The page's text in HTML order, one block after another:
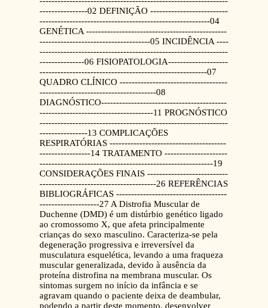
----------------02 DEFINIÇÃO --------------------------
---------------------------------------------------------04
GENÉTICA -----------------------------------------------
-------------------------------------05 INCIDÊNCIA ----
---------------------------------------------------------------
---------------06 FISIOPATOLOGIA--------------------
--------------------------------------------------------07
QUADRO CLÍNICO ------------------------------------
---------------------------------------08
DIAGNÓSTICO------------------------------------------
--------------------------------------11 PROGNÓSTICO
---------------------------------------------------------------
----------------13 COMPLICAÇÕES
RESPIRATÓRIAS ---------------------------------------
-----------------14 TRATAMENTO ---------------------
----------------------------------------------------------19
CONSIDERAÇÕES FINAIS ---------------------------
---------------------------------------26 REFERÊNCIAS
BIBLIOGRÁFICAS -------------------------------------
--------------------27 A Distrofia Muscular de
Duchenne (DMD) é um distúrbio genético ligado
ao cromossomo X, que afeta principalmente
crianças do sexo masculino. Caracteriza-se pela
degeneração progressiva e irreversível da
musculatura esquelética, levando a uma fraqueza
muscular generalizada, devido à ausência da
proteína distrofina na membrana muscular. Os
sintomas surgem no início da infância e se
agravam quando o paciente deixa de deambular,
podendo a partir deste momento, desenvolver